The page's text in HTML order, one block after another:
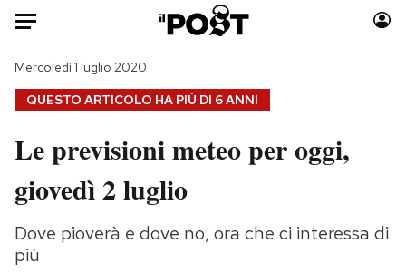
HOME
Italia
Mondo
Politica
Tecnologia
Moda
Storie/Idee
QUESTO ARTICOLO HA PIÙ DI 6 ANNI
Mercoledì 1 luglio 2020
Le previsioni meteo per oggi,
giovedì 2 luglio
Dove pioverà e dove no, ora che ci interessa di
più